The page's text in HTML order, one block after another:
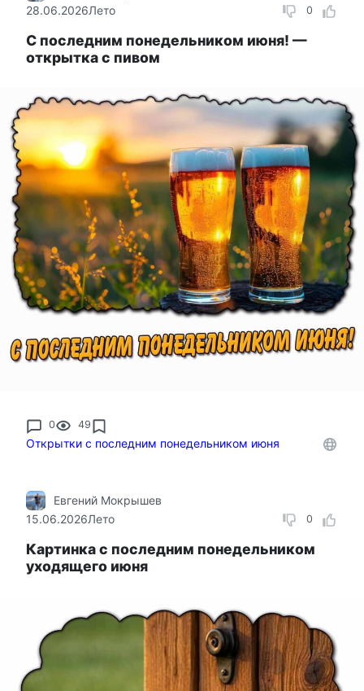
0
28.06.2026Лето
С последним понедельником июня! —
открытка с пивом
0 49
Открытки с последним понедельником июня
0
Евгений Мокрышев
15.06.2026Лето
Картинка с последним понедельником
уходящего июня